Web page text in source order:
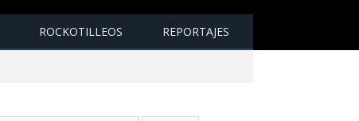
ROCKOTILLEOS REPORTAJES